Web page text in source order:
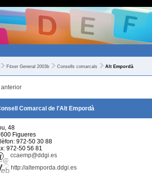
Fitxer General 2003b Consells comarcals Alt Empordà
anterior
Comarcal de l'Alt Empordà
48
Figueres
972-50 30 88
972-50 56 81
ccaemp@ddgi.es
http://altemporda.ddgi.es